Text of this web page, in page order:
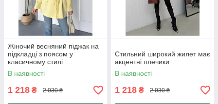
Жіночий весняний піджак на
підкладці з поясом у
класичному стилі
В наявності
1 218 ₴ 2 030 ₴
Стильний широкий жилет має
акцентні плечики
В наявності
1 218 ₴ 2 030 ₴